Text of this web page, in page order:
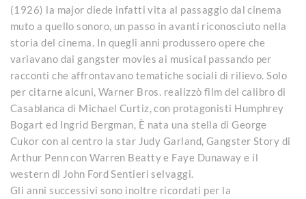
(1926) la major diede infatti vita al passaggio dal cinema
muto a quello sonoro, un passo in avanti riconosciuto nella
storia del cinema. In quegli anni produssero opere che
variavano dai gangster movies ai musical passando per
racconti che affrontavano tematiche sociali di rilievo. Solo
per citarne alcuni, Warner Bros. realizzò film del calibro di
Casablanca di Michael Curtiz, con protagonisti Humphrey
Bogart ed Ingrid Bergman, È nata una stella di George
Cukor con al centro la star Judy Garland, Gangster Story di
Arthur Penn con Warren Beatty e Faye Dunaway e il
western di John Ford Sentieri selvaggi.
Gli anni successivi sono inoltre ricordati per la